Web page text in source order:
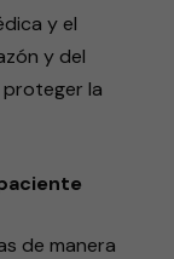
y el
y del
la
de manera